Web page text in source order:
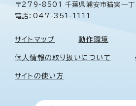
〒279-8501 千葉県浦安市猫実一丁
電話：047-351-1111
サイトマップ 動作環境
個人情報の取り扱いについて
サイトの使い方